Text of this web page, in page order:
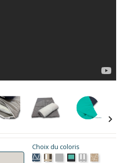

Choix du coloris
Geo NavyCoffee CreamTurquoise Navy
Rayé Gris
Geo